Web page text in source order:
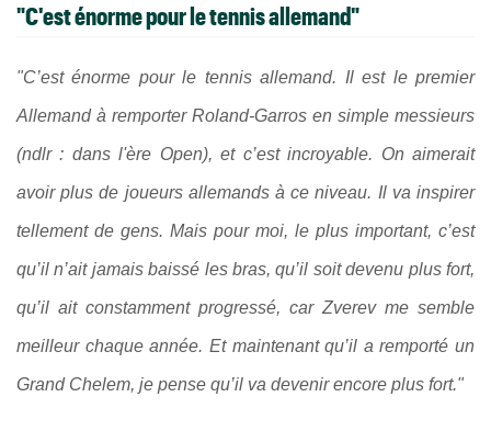
"C'est énorme pour le tennis allemand"
"C’est énorme pour le tennis allemand. Il est le premier
Allemand à remporter Roland-Garros en simple messieurs
(ndlr : dans l'ère Open), et c’est incroyable. On aimerait
avoir plus de joueurs allemands à ce niveau. Il va inspirer
tellement de gens. Mais pour moi, le plus important, c’est
qu’il n’ait jamais baissé les bras, qu’il soit devenu plus fort,
qu’il ait constamment progressé, car Zverev me semble
meilleur chaque année. Et maintenant qu’il a remporté un
Grand Chelem, je pense qu’il va devenir encore plus fort."